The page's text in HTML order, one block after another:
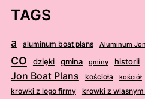
TAGS
a aluminum boat plans Aluminum
co dzięki gmina gminy historii
Jon Boat Plans kościoła kościół
krowki z logo firmy
krowki z